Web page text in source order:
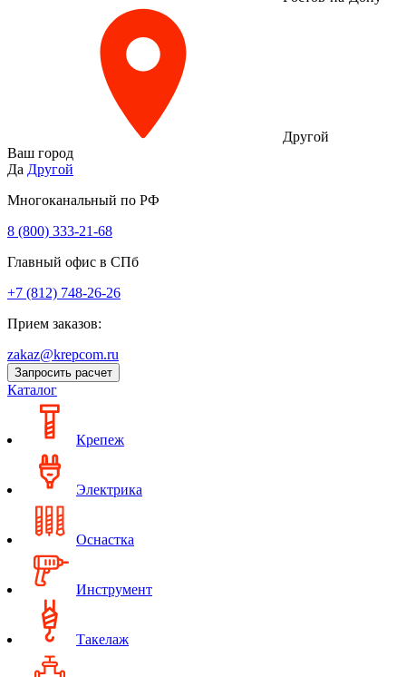
Другой
Ваш город
Да Другой
Многоканальный по РФ
8 (800) 333‑21-68
Главный офис в СПб
+7 (812) 748-26-26
Прием заказов:
zakaz@krepcom.ru
Запросить расчет
Каталог
Крепеж
Электрика
Оснастка
Инструмент
Такелаж